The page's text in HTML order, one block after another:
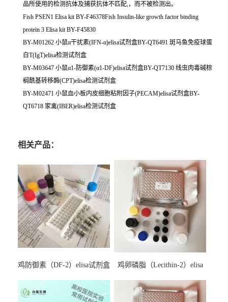
品所使用的检测抗体及捕获抗体不匹配,，而不被检测出。
Fish PSEN1 Elisa kit BY-F46378Fish Insulin-like growth factor binding
protein 3 Elisa kit BY-F45830
BY-M01262 小鼠α干扰素(IFN-α)elisa试剂盒BY-QT6491 斑马鱼免疫球蛋
白T(IgT)elisa检测试剂盒
BY-M03647 小鼠α1-防御素(α1-DF)elisa试剂盒BY-QT7130 线虫肉毒碱棕
榈酰基转移酶(CPT)elisa检测试剂盒
BY-M02471 小鼠血小板内皮细胞粘附因子(PECAM)elisa试剂盒BY-
QT6718 家禽(IBER)elisa检测试剂盒
相关产品：
鸡防御素（DF-2）elisa试剂盒
鸡卵磷脂（Lecithin-2）elisa